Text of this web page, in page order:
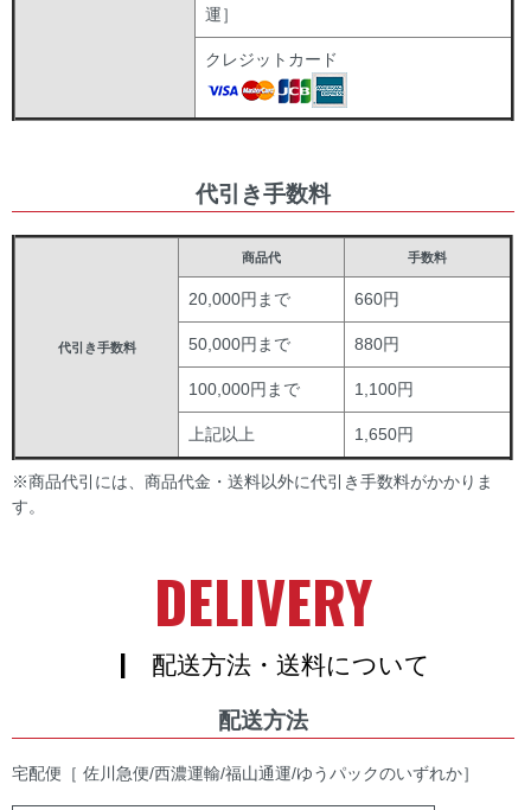
運］
クレジットカード
代引き手数料
代引き手数料
商品代 手数料
20,000円まで 660円
50,000円まで 880円
100,000円まで 1,100円
上記以上 1,650円
※商品代引には、商品代金・送料以外に代引き手数料がかかりま
す。
DELIVERY
| 配送方法・送料について
配送方法
宅配便［ 佐川急便/西濃運輸/福山通運/ゆうパックのいずれか］